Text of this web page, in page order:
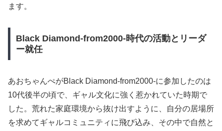
ます。
Black Diamond-from2000-時代の活動とリーダ
ー就任
あおちゃんぺがBlack Diamond-from2000-に参加したのは
10代後半の頃で、ギャル文化に強く惹かれていた時期で
した。荒れた家庭環境から抜け出すように、自分の居場所
を求めてギャルコミュニティに飛び込み、その中で自然と